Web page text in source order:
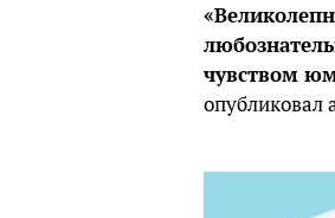
чувством
опубликовал